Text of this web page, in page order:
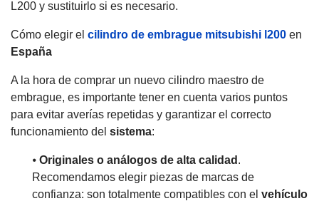
L200 y sustituirlo si es necesario.
Cómo elegir el cilindro de embrague mitsubishi l200 en
España
A la hora de comprar un nuevo cilindro maestro de
embrague, es importante tener en cuenta varios puntos
para evitar averías repetidas y garantizar el correcto
funcionamiento del sistema:
⦁ Originales o análogos de alta calidad .
Recomendamos elegir piezas de marcas de
confianza: son totalmente compatibles con el vehículo